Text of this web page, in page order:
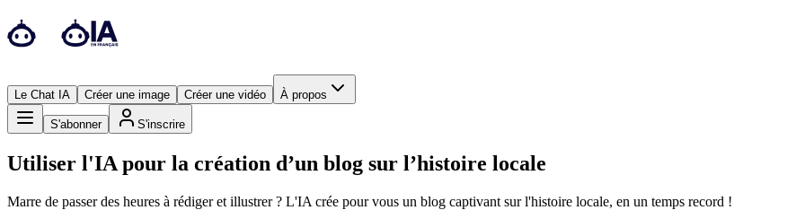
Le Chat IA Créer une image Créer une vidéo À propos
S'abonner S'inscrire
Utiliser l'IA pour la création d’un blog sur l’histoire locale
Marre de passer des heures à rédiger et illustrer ? L'IA crée pour vous un blog captivant sur l'histoire locale, en un temps record !